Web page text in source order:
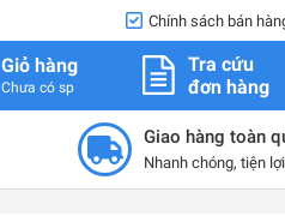
Chính sách bán
Giỏ hàng
Chưa có sp
Tra cứu
đơn hàng
Giao hàng toàn
Nhanh chóng, tiện lợi